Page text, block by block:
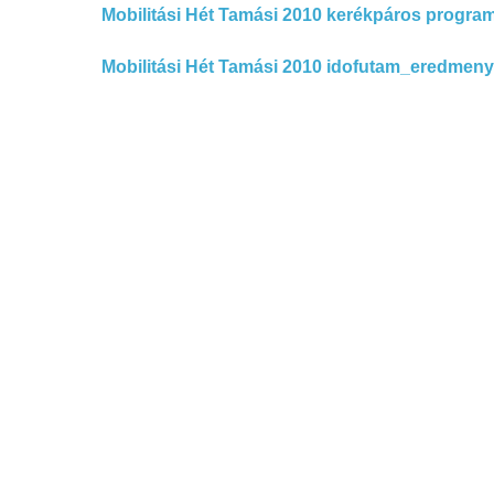
Mobilitási Hét Tamási 2010 kerékpáros
Mobilitási Hét Tamási 2010